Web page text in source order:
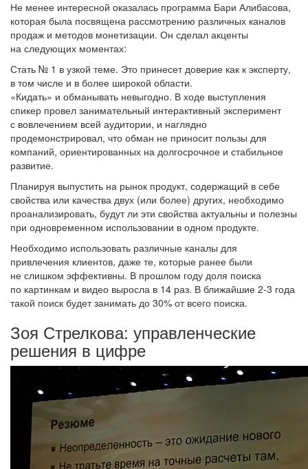
Не менее интересной оказалась программа Бари Алибасова,
которая была посвящена рассмотрению различных каналов
продаж и методов монетизации. Он сделал акценты
на следующих моментах:
Стать № 1 в узкой теме. Это принесет доверие как к эксперту,
в том числе и в более широкой области.
«Кидать» и обманывать невыгодно. В ходе выступления
спикер провел занимательный интерактивный эксперимент
с вовлечением всей аудитории, и наглядно
продемонстрировал, что обман не приносит пользы для
компаний, ориентированных на долгосрочное и стабильное
развитие.
Планируя выпустить на рынок продукт, содержащий в себе
свойства или качества двух (или более) других, необходимо
проанализировать, будут ли эти свойства актуальны и полезны
при одновременном использовании в одном продукте.
Необходимо использовать различные каналы для
привлечения клиентов, даже те, которые ранее были
не слишком эффективны. В прошлом году доля поиска
по картинкам и видео выросла в 14 раз. В ближайшие 2-3 года
такой поиск будет занимать до 30% от всего поиска.
Зоя Стрелкова: управленческие
решения в цифре